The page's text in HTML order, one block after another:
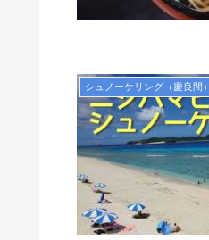
シュノーケリング（慶良間）